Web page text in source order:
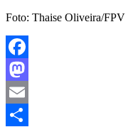
Foto: Thaise Oliveira/FPV
Facebook
Mastodon
Email